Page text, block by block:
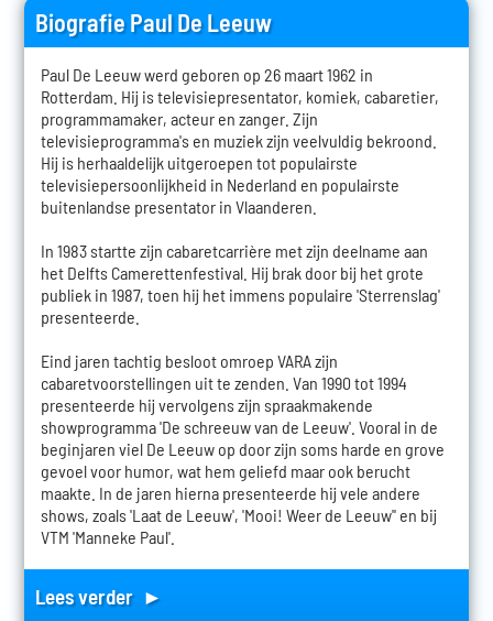
Biografie Paul De Leeuw
Paul De Leeuw werd geboren op 26 maart 1962 in
Rotterdam. Hij is televisiepresentator, komiek, cabaretier,
programmamaker, acteur en zanger. Zijn
televisieprogramma's en muziek zijn veelvuldig bekroond.
Hij is herhaaldelijk uitgeroepen tot populairste
televisiepersoonlijkheid in Nederland en populairste
buitenlandse presentator in Vlaanderen.
In 1983 startte zijn cabaretcarrière met zijn deelname aan
het Delfts Camerettenfestival. Hij brak door bij het grote
publiek in 1987, toen hij het immens populaire 'Sterrenslag'
presenteerde.
Eind jaren tachtig besloot omroep VARA zijn
cabaretvoorstellingen uit te zenden. Van 1990 tot 1994
presenteerde hij vervolgens zijn spraakmakende
showprogramma 'De schreeuw van de Leeuw'. Vooral in de
beginjaren viel De Leeuw op door zijn soms harde en grove
gevoel voor humor, wat hem geliefd maar ook berucht
maakte. In de jaren hierna presenteerde hij vele andere
shows, zoals 'Laat de Leeuw', 'Mooi! Weer de Leeuw'' en bij
VTM 'Manneke Paul'.
Lees verder ►